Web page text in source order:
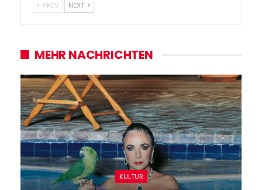
PREV NEXT
MEHR NACHRICHTEN
KULTUR